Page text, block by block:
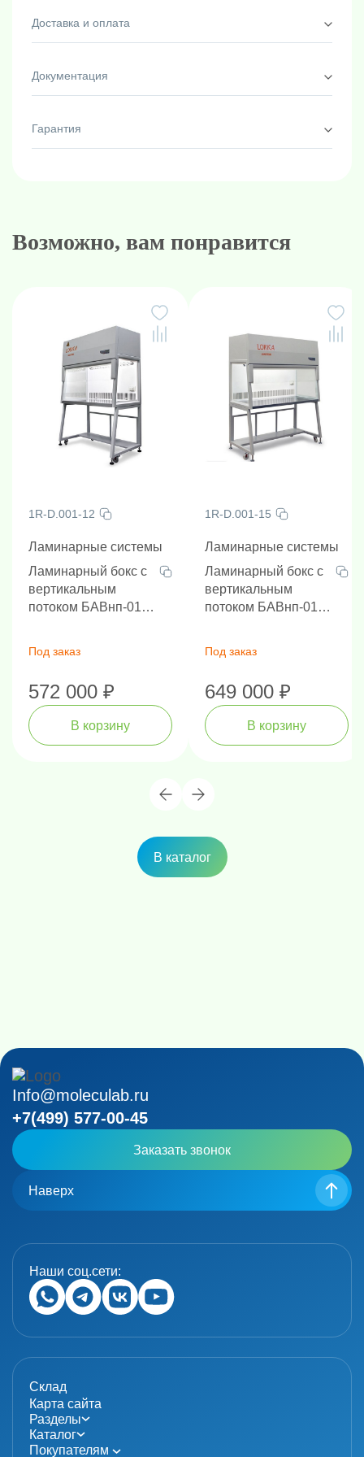
Доставка и оплата
Документация
Гарантия
Возможно, вам понравится
1R-D.001-12
Ламинарные системы
Ламинарный бокс с
вертикальным
потоком БАВнп-01-
Под заказ
572 000 ₽
В корзину
1R-D.001-15
Ламинарные системы
Ламинарный бокс с
вертикальным
потоком БАВнп-01-
Под заказ
649 000 ₽
В корзину
В каталог
Info@moleculab.ru
+7(499) 577-00-45
Заказать звонок
Наверх
Наши соц.сети:
Склад
Карта сайта
Разделы
Каталог
Покупателям